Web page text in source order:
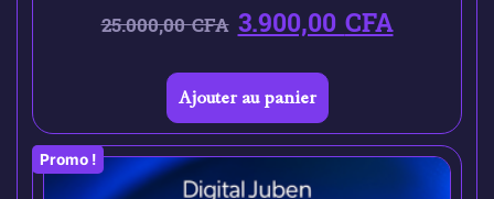
25.000,00CFA 3.900,00CFA
Ajouter au panier
Promo !